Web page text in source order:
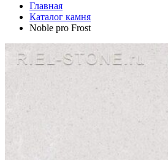
Главная
Каталог камня
Noble pro Frost